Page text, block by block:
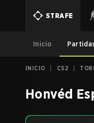
STRAFE
Inicio
INICIO CS2
Honvéd